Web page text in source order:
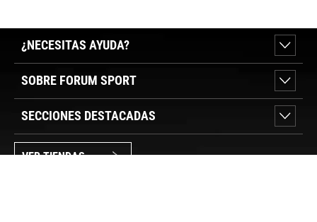
¿NECESITAS AYUDA?
SOBRE FORUM SPORT
SECCIONES DESTACADAS
VER TIENDAS